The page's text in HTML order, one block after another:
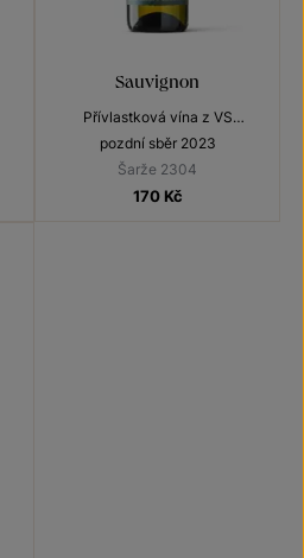
Sauvignon
Přívlastková vína z VS
Lechovice
pozdní sběr 2023
Šarže 2304
170 Kč